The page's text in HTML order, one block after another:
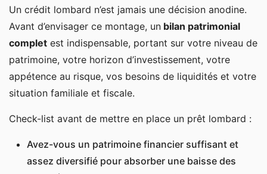
Un crédit lombard n’est jamais une décision anodine.
Avant d’envisager ce montage, un bilan patrimonial
complet est indispensable, portant sur votre niveau de
patrimoine, votre horizon d’investissement, votre
appétence au risque, vos besoins de liquidités et votre
situation familiale et fiscale.
Check-list avant de mettre en place un prêt lombard :
Avez-vous un patrimoine financier suffisant et
assez diversifié pour absorber une baisse des